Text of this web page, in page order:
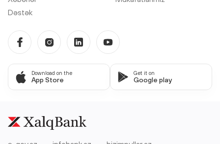
Dəstək
Download on the
App Store
Get it on
Google play